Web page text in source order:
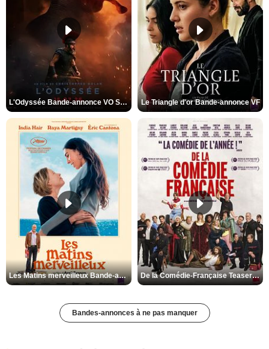
L'Odyssée Bande-annonce VO STFR Le Triangle d'or Bande-annonce VF
Les Matins merveilleux Bande-annonce VF De la Comédie-Française Teaser VF
Bandes-annonces à ne pas manquer